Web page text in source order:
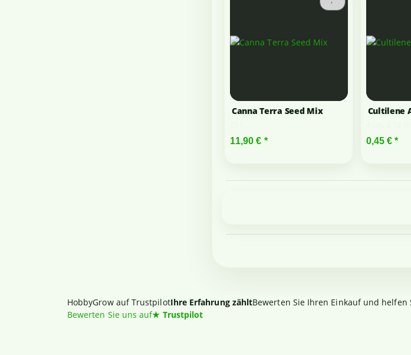
Canna Terra Seed Mix
11,90 € *
Cultilene
0,45 €*
HobbyGrow auf TrustpilotIhre Erfahrung zähltBewerten Sie Ihren Einkauf und
Bewerten Sie uns auf★ Trustpilot